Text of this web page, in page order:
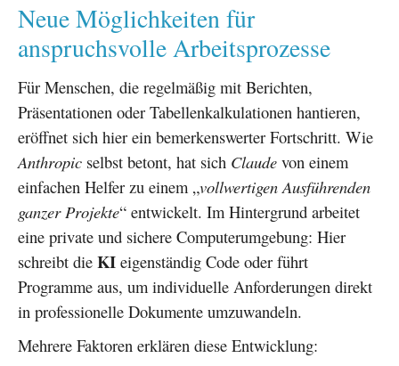
Neue Möglichkeiten für
anspruchsvolle Arbeitsprozesse
Für Menschen, die regelmäßig mit Berichten,
Präsentationen oder Tabellenkalkulationen hantieren,
eröffnet sich hier ein bemerkenswerter Fortschritt. Wie
Anthropic selbst betont, hat sich Claude von einem
einfachen Helfer zu einem „vollwertigen Ausführenden
ganzer Projekte“ entwickelt. Im Hintergrund arbeitet
eine private und sichere Computerumgebung: Hier
schreibt die KI eigenständig Code oder führt
Programme aus, um individuelle Anforderungen direkt
in professionelle Dokumente umzuwandeln.
Mehrere Faktoren erklären diese Entwicklung: